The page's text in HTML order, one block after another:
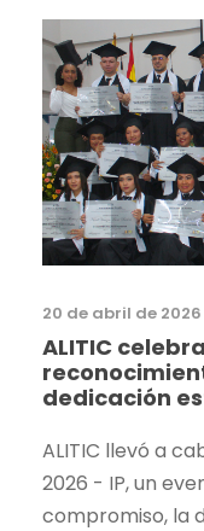
20 de abril de 2026
ALITIC
dedicación
ALITIC llevó a
2026 - IP, un
compromiso, la